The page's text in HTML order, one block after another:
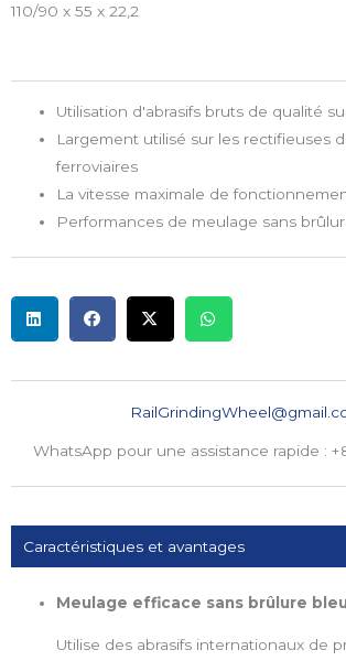
110/90 x 55 x 22,2
Utilisation d'abrasifs bruts de qualité
Largement utilisé sur les rectifieuses
ferroviaires
La vitesse maximale de
Performances de meulage sans
WhatsApp pour une assistance rapide :
Caractéristiques et avantages
Meulage efficace sans brûlure
Utilise des abrasifs internationaux de